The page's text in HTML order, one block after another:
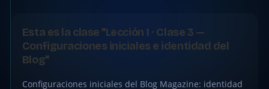
CLASE
GRATIS
Esta es la clase "Lección 1 · Clase 3 —
Configuraciones iniciales e identidad del
Blog"
Configuraciones iniciales del Blog Magazine: identidad